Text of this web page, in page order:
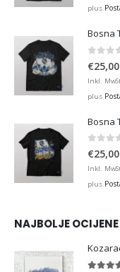
plus
Bosna
€25,00
Inkl.
plus
Bosna
0 out
€25,00
Inkl.
plus
NAJBOLJE OCIJENE